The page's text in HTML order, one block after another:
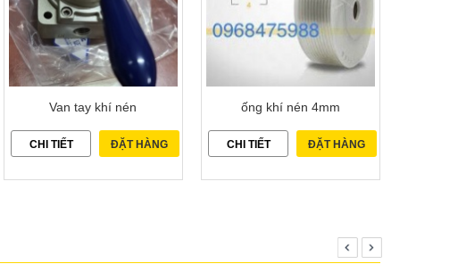
Van tay khí nén
CHI TIẾT ĐẶT HÀNG
ống khí nén 4mm
CHI TIẾT ĐẶT HÀNG